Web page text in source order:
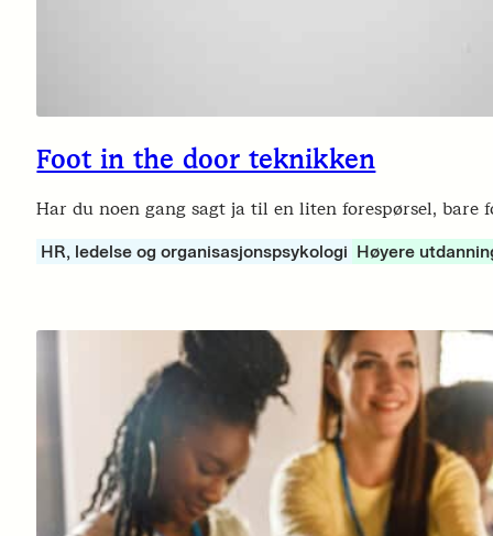
Foot in the door teknikken
Har du noen gang sagt ja til en liten forespørsel,
HR, ledelse og organisasjonspsykologi Høyere